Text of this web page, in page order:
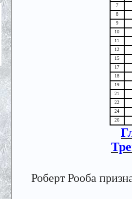
7
8
9
10
11
12
15
17
18
19
21
22
24
26
Роберт Рооба